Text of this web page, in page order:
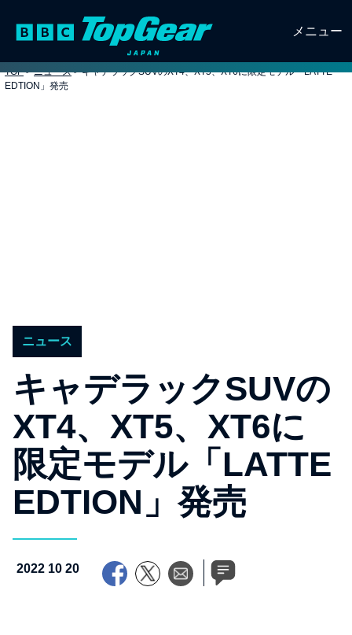
メニュー
TOP > ニュース > キャデラックSUVのXT4、XT5、XT6に限定モデル「LATTE
EDTION」発売
ニュース
キャデラックSUVの
XT4、XT5、XT6に
限定モデル「LATTE
EDTION」発売
2022 10 20